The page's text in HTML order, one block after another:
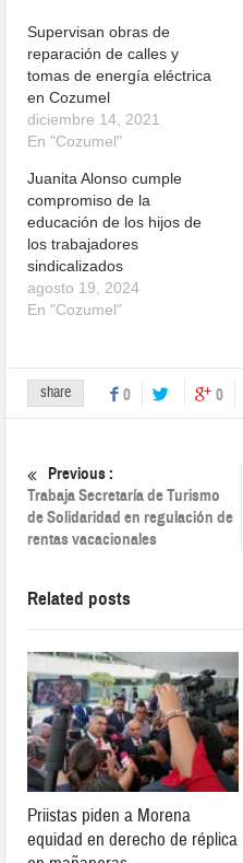
Supervisan obras de
reparación de calles y
tomas de energía eléctrica
en Cozumel
diciembre 14, 2021
En "Cozumel"
Juanita Alonso cumple
compromiso de la
educación de los hijos de
los trabajadores
sindicalizados
agosto 19, 2024
En "Cozumel"
share 0 0
Previous :
Trabaja Secretaría de Turismo
de Solidaridad en regulación de
rentas vacacionales
Related posts
Priistas piden a Morena
equidad en derecho de réplica